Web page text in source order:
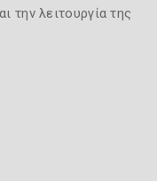
την λειτουργία της